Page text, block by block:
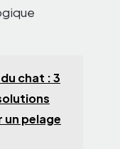
chat : 3
pelage